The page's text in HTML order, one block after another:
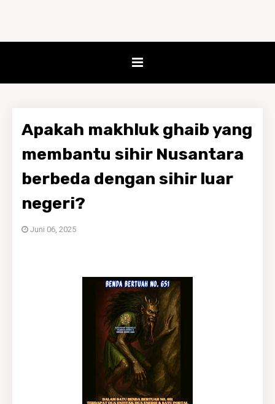
Apakah makhluk ghaib yang
membantu sihir Nusantara
berbeda dengan sihir luar
negeri?
Juni 06, 2025